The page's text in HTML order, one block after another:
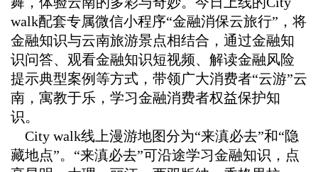
walk配套专属微信小程序“金融消保云旅行”，将
金融知识与云南旅游景点相结合，通过金融知
识问答、观看金融知识短视频、解读金融风险
提示典型案例等方式，带领广大消费者“云游”云
南，寓教于乐，学习金融消费者权益保护知
识。
City walk线上漫游地图分为“来滇必去”和“隐
藏地点”。“来滇必去”可沿途学习金融知识，点